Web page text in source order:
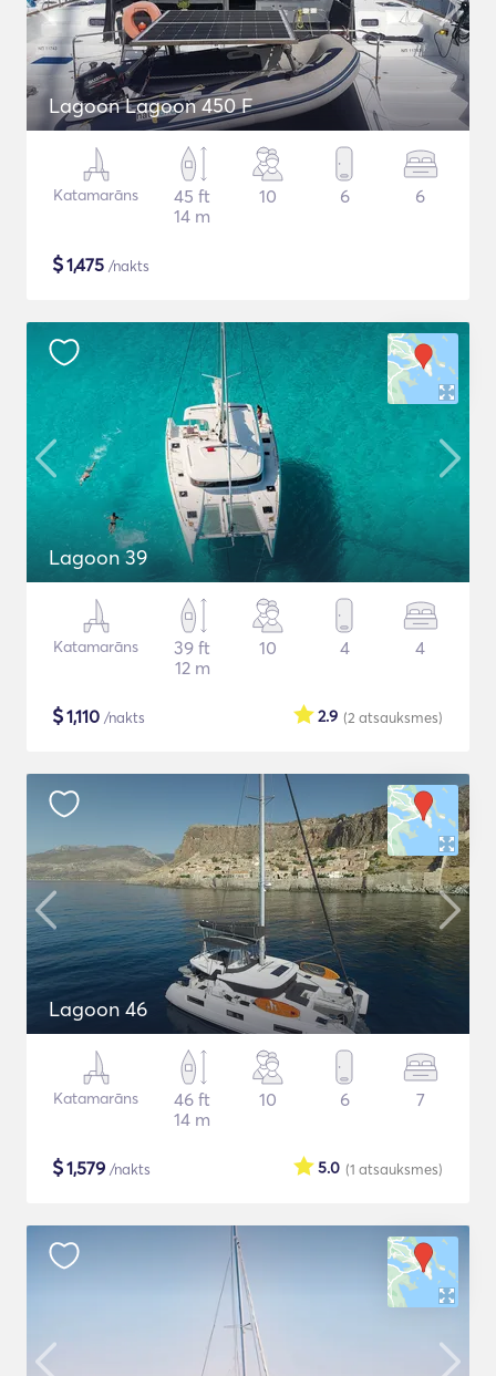
Lagoon Lagoon 450 F
Katamarāns
45 ft
14 m
10 6 6
$1,475 /nakts
Lagoon 39
Katamarāns
39 ft
12 m
10 4 4
$1,110 /nakts (2 atsauksmes)
2.9
Lagoon 46
Katamarāns
46 ft
14 m
10 6 7
$1,579 /nakts (1 atsauksmes)
5.0